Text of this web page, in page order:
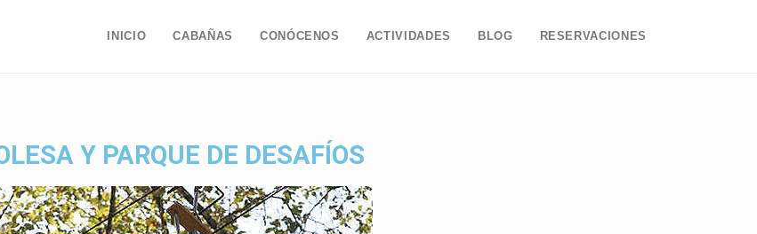
INICIO CABAÑAS CONÓCENOS ACTIVIDADES BLOG RESERVACIONES
Y PARQUE DE DESAFÍOS